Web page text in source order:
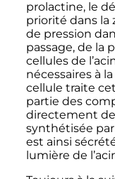
prolactine, le
priorité dans la
de pression
passage, de la
cellules de
nécessaires à
cellule traite
partie des
directement de
synthétisée par
est ainsi
lumière de